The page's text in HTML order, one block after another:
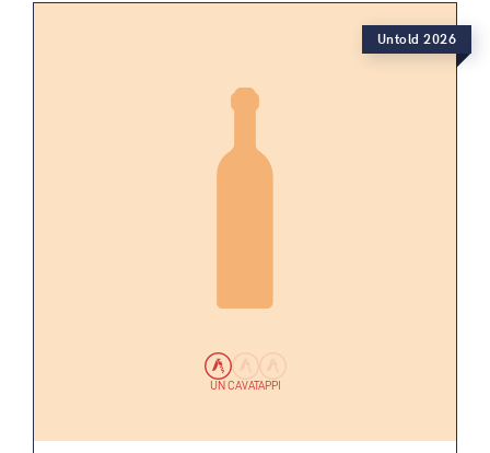
UN CAVATAPPI
Untold 2026